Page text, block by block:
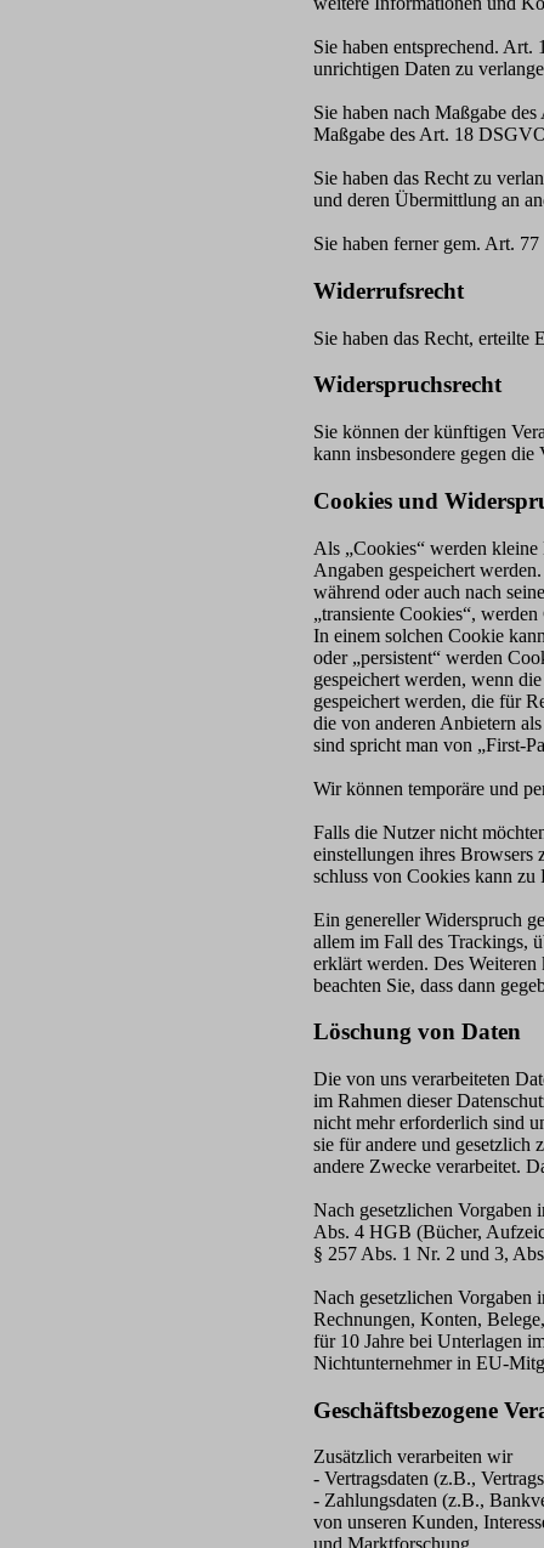
Sie haben entsprechend.
unrichtigen Daten zu
Sie haben nach Maßgabe
Maßgabe des Art. 18
Sie haben das Recht zu
und deren Übermittlung an
Sie haben ferner gem. Art.
Widerrufsrecht
Sie haben das Recht,
Widerspruchsrecht
Sie können der künftigen
kann insbesondere gegen
Cookies und
Als „Cookies“ werden
Angaben gespeichert
während oder auch nach
„transiente Cookies“,
In einem solchen Cookie
oder „persistent“ werden
gespeichert werden, wenn
gespeichert werden, die für
die von anderen Anbietern
sind spricht man von „First-
Wir können temporäre und
Falls die Nutzer nicht
einstellungen ihres Browsers
schluss von Cookies kann zu
Ein genereller Widerspruch
allem im Fall des Trackings,
erklärt werden. Des
beachten Sie, dass dann
Löschung von Daten
Die von uns verarbeiteten
im Rahmen dieser
nicht mehr erforderlich sind
sie für andere und gesetzlich
andere Zwecke verarbeitet.
Nach gesetzlichen
Abs. 4 HGB (Bücher,
§ 257 Abs. 1 Nr. 2 und 3,
Nach gesetzlichen Vorgaben
Rechnungen, Konten,
für 10 Jahre bei Unterlagen
Nichtunternehmer in EU-
Geschäftsbezogene
Zusätzlich verarbeiten wir
- Vertragsdaten (z.B.,
- Zahlungsdaten (z.B.,
von unseren Kunden,